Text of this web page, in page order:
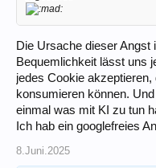
Die Ursache dieser Angst
Bequemlichkeit lässt uns
jedes Cookie
konsumieren können.
einmal was mit KI zu tun
Ich hab ein googlefreies
8.Juni.2025